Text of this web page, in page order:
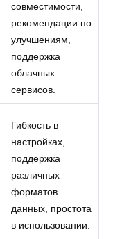
совместимости,
рекомендации по
улучшениям,
поддержка
облачных
сервисов.
Гибкость в
настройках,
поддержка
различных
форматов
данных, простота
в использовании.